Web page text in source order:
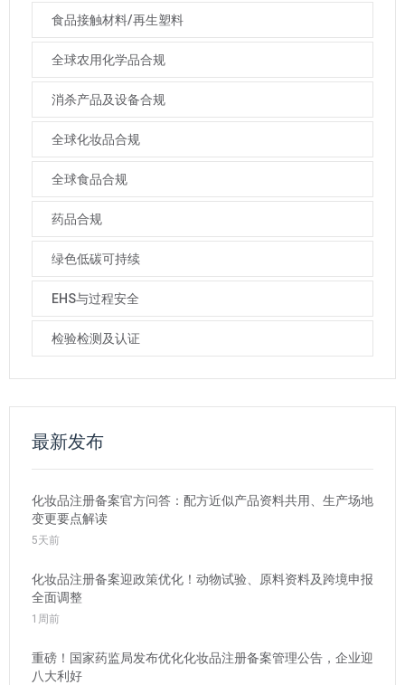
食品接触材料/再生塑料
全球农用化学品合规
消杀产品及设备合规
全球化妆品合规
全球食品合规
药品合规
绿色低碳可持续
EHS与过程安全
检验检测及认证
最新发布
化妆品注册备案官方问答：配方近似产品资料共用、生产场地
变更要点解读
5天前
化妆品注册备案迎政策优化！动物试验、原料资料及跨境申报
全面调整
1周前
重磅！国家药监局发布优化化妆品注册备案管理公告，企业迎
八大利好